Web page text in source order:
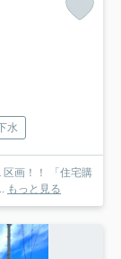
水
「住宅購
もっと見る